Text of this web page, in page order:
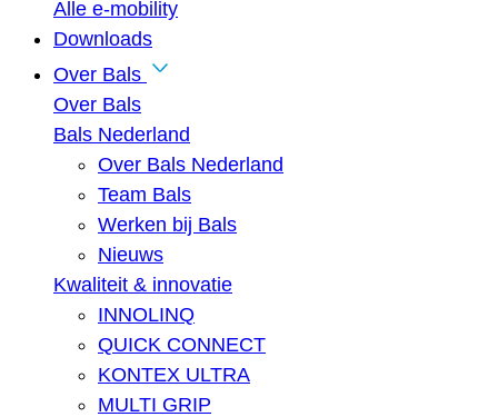
Alle e-mobility
Downloads
Over Bals
Over Bals
Bals Nederland
Over Bals Nederland
Team Bals
Werken bij Bals
Nieuws
Kwaliteit & innovatie
INNOLINQ
QUICK CONNECT
KONTEX ULTRA
MULTI GRIP